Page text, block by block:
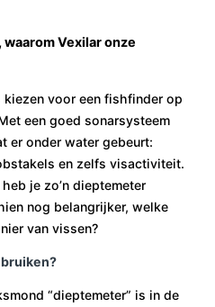
Vexilar onze
voor een fishfinder op
een goed sonar­systeem
er onder water gebeurt:
en zelfs visactiviteit.
je zo’n dieptemeter
nog belangrijker, welke
van vissen?
“dieptemeter” is in de